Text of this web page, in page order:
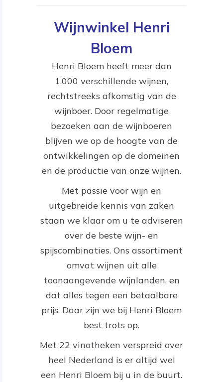
Wijnwinkel Henri
Bloem
Henri Bloem heeft meer dan
1.000 verschillende wijnen,
rechtstreeks afkomstig van de
wijnboer. Door regelmatige
bezoeken aan de wijnboeren
blijven we op de hoogte van de
ontwikkelingen op de domeinen
en de productie van onze wijnen.
Met passie voor wijn en
uitgebreide kennis van zaken
staan we klaar om u te adviseren
over de beste wijn- en
spijscombinaties. Ons assortiment
omvat wijnen uit alle
toonaangevende wijnlanden, en
dat alles tegen een betaalbare
prijs. Daar zijn we bij Henri Bloem
best trots op.
Met 22 vinotheken verspreid over
heel Nederland is er altijd wel
een Henri Bloem bij u in de buurt.